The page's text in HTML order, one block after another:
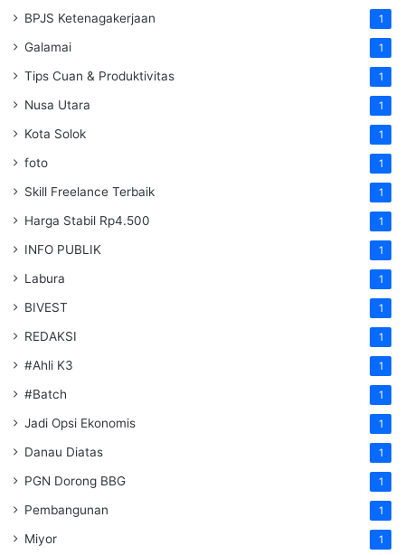
BPJS Ketenagakerjaan 1
Galamai 1
Tips Cuan & Produktivitas 1
Nusa Utara 1
Kota Solok 1
foto 1
Skill Freelance Terbaik 1
Harga Stabil Rp4.500 1
INFO PUBLIK 1
Labura 1
BIVEST 1
REDAKSI 1
#Ahli K3 1
#Batch 1
Jadi Opsi Ekonomis 1
Danau Diatas 1
PGN Dorong BBG 1
Pembangunan 1
Miyor 1